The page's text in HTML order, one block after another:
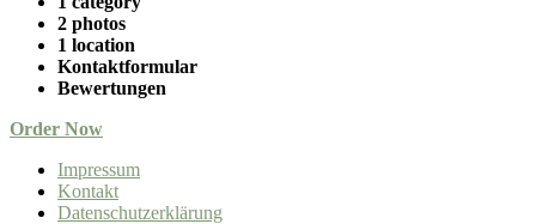
2 photos
1 location
Kontaktformular
Bewertungen
Order Now
Impressum
Kontakt
Datenschutzerklärung